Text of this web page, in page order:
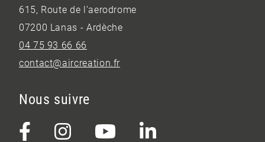
615, Route de l’aerodrome
07200 Lanas - Ardèche
04 75 93 66 66
contact@aircreation.fr
Nous suivre